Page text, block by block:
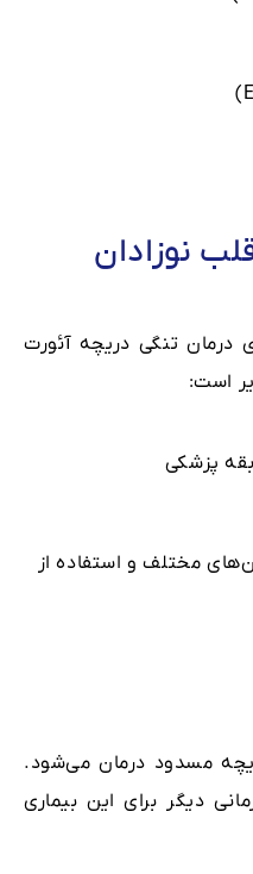
نوزادان
تنگی دریچه آئورت
است:
پزشکی
مختلف و استفاده از
مسدود درمان می‌شود.
دیگر برای این بیماری